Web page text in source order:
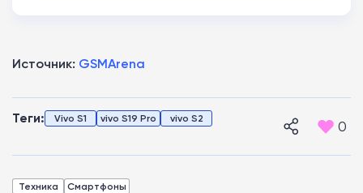
Источник: GSMArena
Теги: Vivo S1 vivo S19 Pro vivo S2 0
Техника Смартфоны